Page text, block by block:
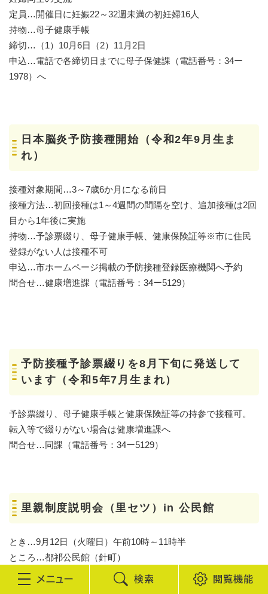
定員…開催日に妊娠22～32週未満の初妊婦16人
持物…母子健康手帳
締切…（1）10月6日（2）11月2日
申込…電話で各締切日までに母子保健課（電話番号：34ー
1978）へ
日本脳炎予防接種開始（令和2年9月生ま
れ）
接種対象期間…3～7歳6か月になる前日
接種方法…初回接種は1～4週間の間隔を空け、追加接種は2回
目から1年後に実施
持物…予診票綴り、母子健康手帳、健康保険証等※市に住民
登録がない人は接種不可
申込…市ホームページ掲載の予防接種登録医療機関へ予約
問合せ…健康増進課（電話番号：34ー5129）
予防接種予診票綴りを8月下旬に発送して
います（令和5年7月生まれ）
予診票綴り、母子健康手帳と健康保険証等の持参で接種可。
転入等で綴りがない場合は健康増進課へ
問合せ…同課（電話番号：34ー5129）
里親制度説明会（里セツ）in 公民館
とき…9月12日（火曜日）午前10時～11時半
ところ…都祁公民館（針町）
申込…電話で児童家庭支援センターてんり（電話番号：0743
ー85ー5567）へ